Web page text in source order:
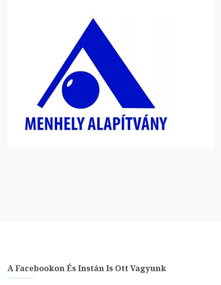
A Facebookon És Instán Is Ott Vagyunk